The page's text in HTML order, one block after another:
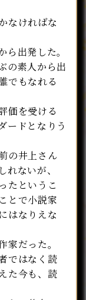
なければな
出発した。
の素人から出
でもなれる
価を受ける
ードとなりう
の井上さん
ないが、
たというこ
とで小説家
はなりえな
家だった。
ではなく読
た今も、読